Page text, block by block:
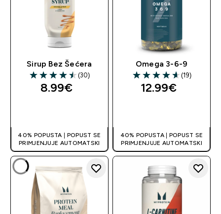
Sirup Bez Šećera
4.5 out of 5 stars
(30)
8.99€‎
40% POPUSTA | POPUST SE
PRIMJENJUJE AUTOMATSKI
Omega 3-6-9
4.63 out of 5 stars
(19)
12.99€‎
40% POPUSTA | POPUST SE
PRIMJENJUJE AUTOMATSKI